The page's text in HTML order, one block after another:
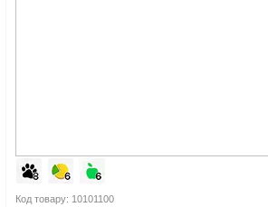
Код товару: 10101100